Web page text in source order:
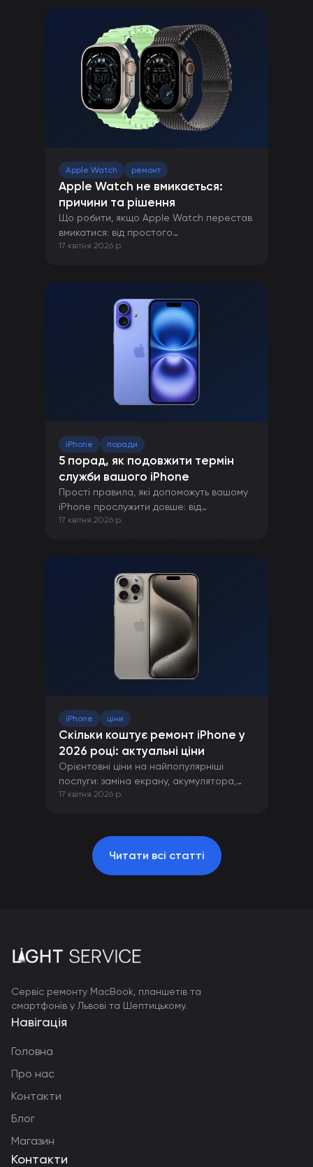
Apple Watch ремонт
Apple Watch не вмикається:
причини та рішення
Що робити, якщо Apple Watch перестав
вмикатися: від простого
перезавантаження до ремонту в сервісі.
17 квітня 2026 р.
iPhone поради
5 порад, як подовжити термін
служби вашого iPhone
Прості правила, які допоможуть вашому
iPhone прослужити довше: від
правильної зарядки до захисту від
17 квітня 2026 р.
iPhone ціни
Скільки коштує ремонт iPhone у
2026 році: актуальні ціни
Орієнтовні ціни на найпопулярніші
послуги: заміна екрану, акумулятора,
камери та інших компонентів iPhone.
17 квітня 2026 р.
Читати всі статті
Сервіс ремонту MacBook, планшетів та
смартфонів у Львові та Шептицькому.
Навігація
Головна
Про нас
Контакти
Блог
Магазин
Контакти